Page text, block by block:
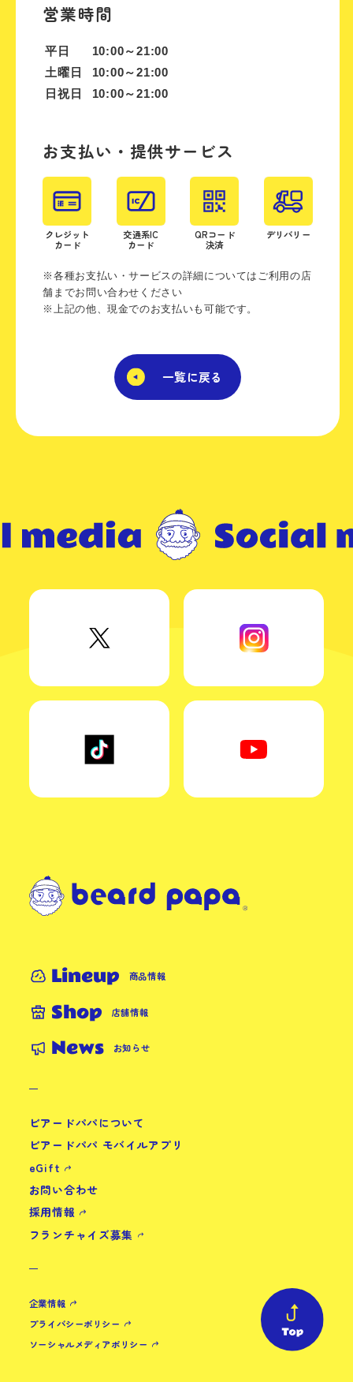
営業時間
平日
10:00～21:00
土曜日
10:00～21:00
日祝日
10:00～21:00
お支払い・提供サービス
クレジット
カード
交通系IC
カード
QRコード
決済
デリバリー
※各種お支払い・サービスの詳細についてはご利用の店
舗までお問い合わせください
※上記の他、現金でのお支払いも可能です。
一覧に戻る
Lineup 商品情報
Shop 店舗情報
News お知らせ
ビアードパパについて
ビアードパパ モバイルアプリ
eGift
お問い合わせ
採用情報
フランチャイズ募集
企業情報
プライバシーポリシー
ソーシャルメディアポリシー